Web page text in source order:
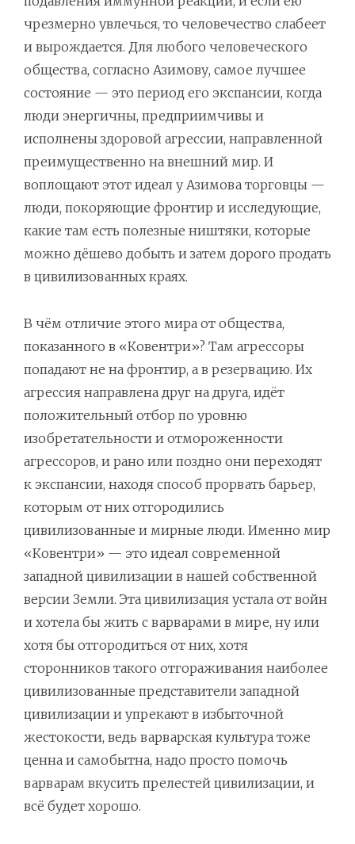
чрезмерно увлечься, то человечество слабеет
и вырождается. Для любого человеческого
общества, согласно Азимову, самое лучшее
состояние — это период его экспансии, когда
люди энергичны, предприимчивы и
исполнены здоровой агрессии, направленной
преимущественно на внешний мир. И
воплощают этот идеал у Азимова торговцы —
люди, покоряющие фронтир и исследующие,
какие там есть полезные ништяки, которые
можно дёшево добыть и затем дорого продать
в цивилизованных краях.
В чём отличие этого мира от общества,
показанного в «Ковентри»? Там агрессоры
попадают не на фронтир, а в резервацию. Их
агрессия направлена друг на друга, идёт
положительный отбор по уровню
изобретательности и отмороженности
агрессоров, и рано или поздно они переходят
к экспансии, находя способ прорвать барьер,
которым от них отгородились
цивилизованные и мирные люди. Именно мир
«Ковентри» — это идеал современной
западной цивилизации в нашей собственной
версии Земли. Эта цивилизация устала от войн
и хотела бы жить с варварами в мире, ну или
хотя бы отгородиться от них, хотя
сторонников такого отгораживания наиболее
цивилизованные представители западной
цивилизации и упрекают в избыточной
жестокости, ведь варварская культура тоже
ценна и самобытна, надо просто помочь
варварам вкусить прелестей цивилизации, и
всё будет хорошо.